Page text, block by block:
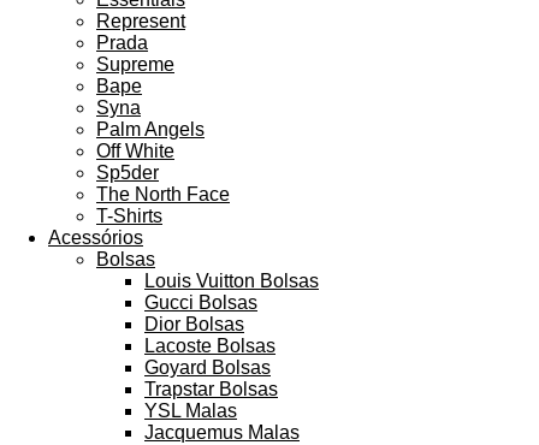
Represent
Prada
Supreme
Bape
Syna
Palm Angels
Off White
Sp5der
The North Face
T-Shirts
Acessórios
Bolsas
Louis Vuitton Bolsas
Gucci Bolsas
Dior Bolsas
Lacoste Bolsas
Goyard Bolsas
Trapstar Bolsas
YSL Malas
Jacquemus Malas